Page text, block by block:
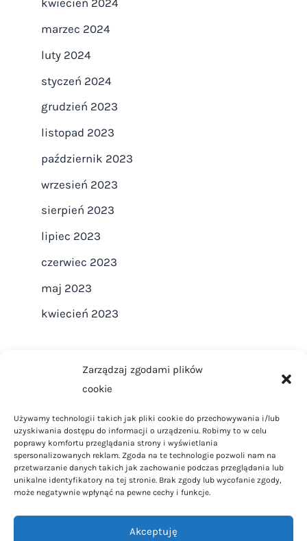
Zarządzaj zgodami plików
cookie
Używamy technologii takich jak pliki cookie do przechowywania i/lub
uzyskiwania dostępu do informacji o urządzeniu. Robimy to w celu
poprawy komfortu przeglądania strony i wyświetlania
spersonalizowanych reklam. Zgoda na te technologie pozwoli nam na
przetwarzanie danych takich jak zachowanie podczas przeglądania lub
unikalne identyfikatory na tej stronie. Brak zgody lub wycofanie zgody,
może negatywnie wpłynąć na pewne cechy i funkcje.
Akceptuję
kwiecień 2024
marzec 2024
luty 2024
styczeń 2024
grudzień 2023
listopad 2023
październik 2023
wrzesień 2023
sierpień 2023
lipiec 2023
czerwiec 2023
maj 2023
kwiecień 2023
Regulamin
Polityka Prywatności
Polityka Cookies
Kontakt
Styl życia